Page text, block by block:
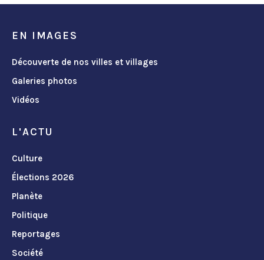
EN IMAGES
Découverte de nos villes et villages
Galeries photos
Vidéos
L'ACTU
Culture
Élections 2026
Planète
Politique
Reportages
Société